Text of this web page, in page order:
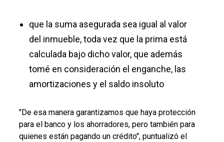
que la suma asegurada sea igual al valor
del inmueble, toda vez que la prima está
calculada bajo dicho valor, que además
tomé en consideración el enganche, las
amortizaciones y el saldo insoluto
"De esa manera garantizamos que haya protección
para el banco y los ahorradores, pero también para
quienes están pagando un crédito", puntualizó el